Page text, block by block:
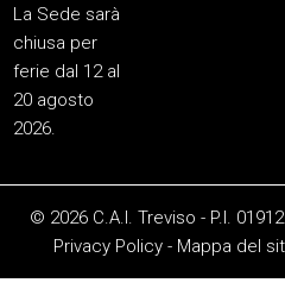
La Sede sarà
chiusa per
ferie dal 12 al
20 agosto
2026.
© 2026 C.A.I. Treviso - P.I.
Privacy Policy - Mappa del